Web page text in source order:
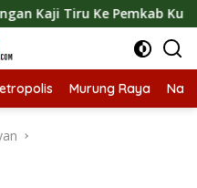
Ke Pemkab Kulon Progo
Murung Raya